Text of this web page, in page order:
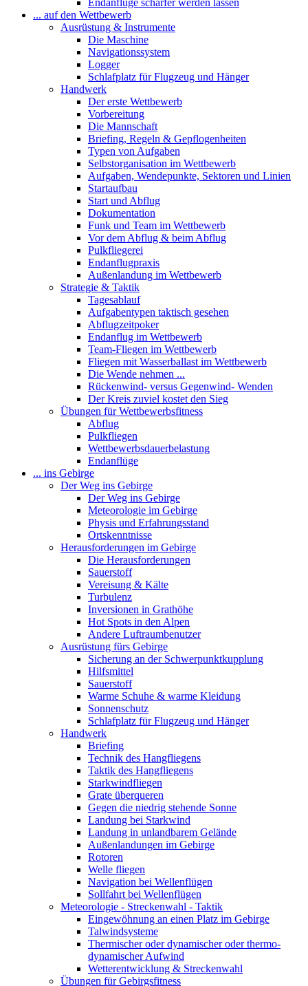
Endanflüge schärfer werden lassen
... auf den Wettbewerb
Ausrüstung & Instrumente
Die Maschine
Navigationssystem
Logger
Schlafplatz für Flugzeug und Hänger
Handwerk
Der erste Wettbewerb
Vorbereitung
Die Mannschaft
Briefing, Regeln & Gepflogenheiten
Typen von Aufgaben
Selbstorganisation im Wettbewerb
Aufgaben, Wendepunkte, Sektoren und Linien
Startaufbau
Start und Abflug
Dokumentation
Funk und Team im Wettbewerb
Vor dem Abflug & beim Abflug
Pulkfliegerei
Endanflugpraxis
Außenlandung im Wettbewerb
Strategie & Taktik
Tagesablauf
Aufgabentypen taktisch gesehen
Abflugzeitpoker
Endanflug im Wettbewerb
Team-Fliegen im Wettbewerb
Fliegen mit Wasserballast im Wettbewerb
Die Wende nehmen ...
Rückenwind- versus Gegenwind- Wenden
Der Kreis zuviel kostet den Sieg
Übungen für Wettbewerbsfitness
Abflug
Pulkfliegen
Wettbewerbsdauerbelastung
Endanflüge
... ins Gebirge
Der Weg ins Gebirge
Der Weg ins Gebirge
Meteorologie im Gebirge
Physis und Erfahrungsstand
Ortskenntnisse
Herausforderungen im Gebirge
Die Herausforderungen
Sauerstoff
Vereisung & Kälte
Turbulenz
Inversionen in Grathöhe
Hot Spots in den Alpen
Andere Luftraumbenutzer
Ausrüstung fürs Gebirge
Sicherung an der Schwerpunktkupplung
Hilfsmittel
Sauerstoff
Warme Schuhe & warme Kleidung
Sonnenschutz
Schlafplatz für Flugzeug und Hänger
Handwerk
Briefing
Technik des Hangfliegens
Taktik des Hangfliegens
Starkwindfliegen
Grate überqueren
Gegen die niedrig stehende Sonne
Landung bei Starkwind
Landung in unlandbarem Gelände
Außenlandungen im Gebirge
Rotoren
Welle fliegen
Navigation bei Wellenflügen
Sollfahrt bei Wellenflügen
Meteorologie - Streckenwahl - Taktik
Eingewöhnung an einen Platz im Gebirge
Talwindsysteme
Thermischer oder dynamischer oder thermo-
dynamischer Aufwind
Wetterentwicklung & Streckenwahl
Übungen für Gebirgsfitness